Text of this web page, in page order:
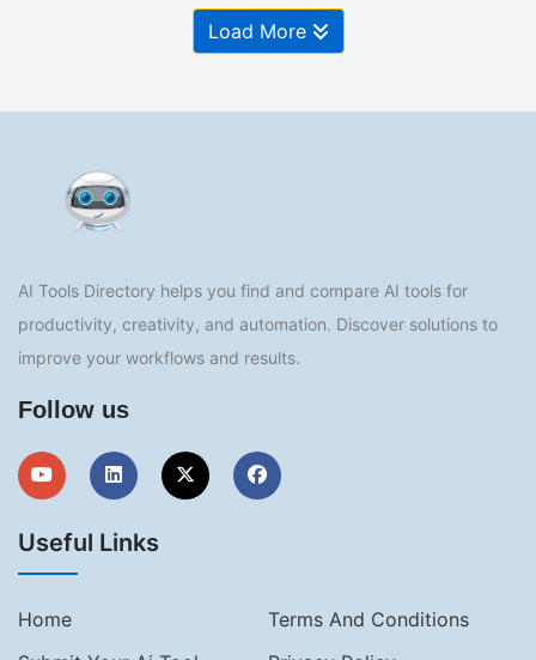
Load More
AI Tools Directory helps you find and compare AI tools for
productivity, creativity, and automation. Discover solutions to
improve your workflows and results.
Follow us
Useful Links
Home
Terms And Conditions